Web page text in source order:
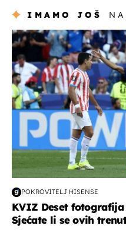
IMAMO JOŠ
svjetsko prvenstvo 2026
POKROVITELJ HISENSE
KVIZ Deset
Sjećate li se ovih